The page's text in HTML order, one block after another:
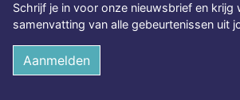
Schrijf je in voor onze nieuwsbrief en krijg
samenvatting van alle gebeurtenissen uit
Aanmelden